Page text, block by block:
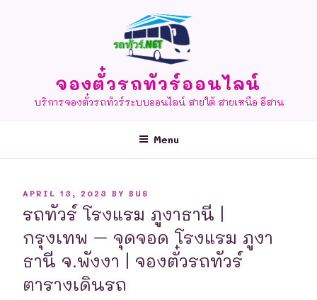
จองตั๋วรถทัวร์ออนไลน์
บริการจองตั๋วรถทัวร์ระบบออนไลน์ สายใต้ สายเหนือ อีสาน
Menu
POSTED
APRIL 13, 2023 BY BUS
รถทัวร์ โรงแรม ภูงาธานี |
กรุงเทพ – จุดจอด โรงแรม ภูงา
ธานี จ.พังงา | จองตั๋วรถทัวร์
ตารางเดินรถ